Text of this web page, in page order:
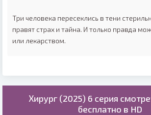
Три человека пересеклись в тени
правят страх и тайна. И только правда
или лекарством.
Хирург (2025) 6 серия
бесплатно в HD